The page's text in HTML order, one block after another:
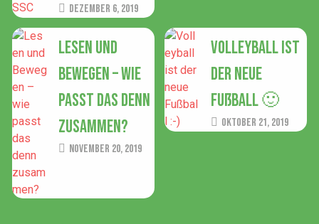
Dezember 6, 2019
Lesen und
Bewegen – wie
passt das denn
zusammen?
November 20, 2019
Volleyball ist
der neue
Fußball 🙂
Oktober 21, 2019